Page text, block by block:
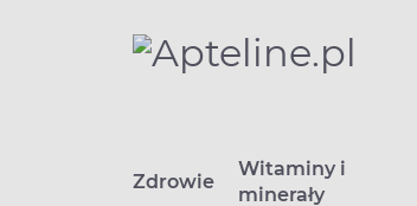
Zdrowie
Witaminy i
minerały